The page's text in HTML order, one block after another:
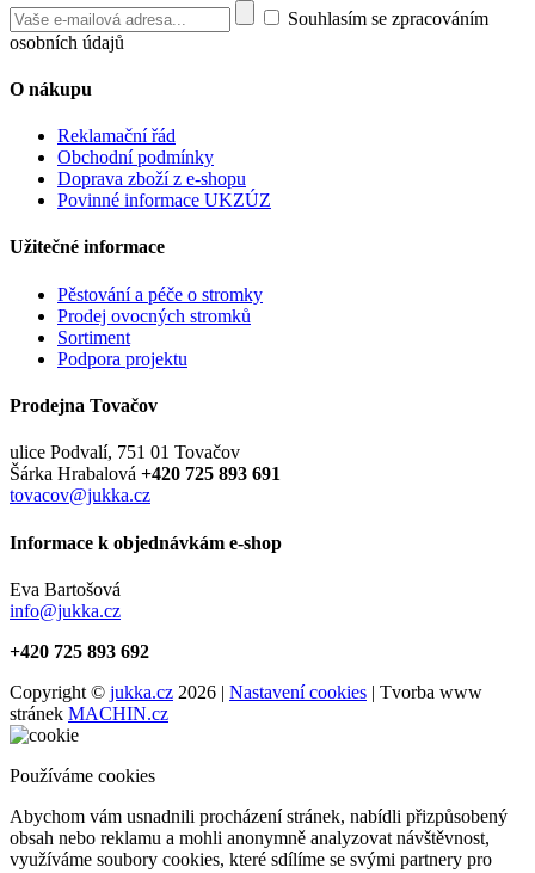
Souhlasím se zpracováním
osobních údajů
O nákupu
Reklamační řád
Obchodní podmínky
Doprava zboží z e-shopu
Povinné informace UKZÚZ
Užitečné informace
Pěstování a péče o stromky
Prodej ovocných stromků
Sortiment
Podpora projektu
Prodejna Tovačov
ulice Podvalí, 751 01 Tovačov
Šárka Hrabalová +420 725 893 691
tovacov@jukka.cz
Informace k objednávkám e-shop
Eva Bartošová
info@jukka.cz
+420 725 893 692
Copyright © jukka.cz 2026 | Nastavení cookies | Tvorba www
stránek MACHIN.cz
Používáme cookies
Abychom vám usnadnili procházení stránek, nabídli přizpůsobený
obsah nebo reklamu a mohli anonymně analyzovat návštěvnost,
využíváme soubory cookies, které sdílíme se svými partnery pro